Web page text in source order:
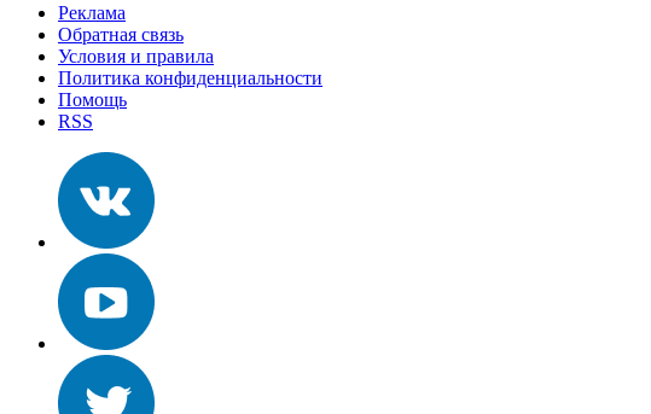
Реклама
Обратная связь
Условия и правила
Политика конфиденциальности
Помощь
RSS